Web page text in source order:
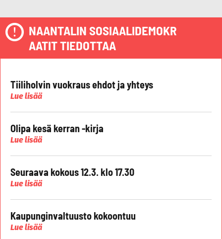
NAANTALIN SOSIAALIDEMOKR
AATIT TIEDOTTAA
Tiiliholvin vuokraus ehdot ja yhteys
Lue lisää
Olipa kesä kerran -kirja
Lue lisää
Seuraava kokous 12.3. klo 17.30
Lue lisää
Kaupunginvaltuusto kokoontuu
Lue lisää